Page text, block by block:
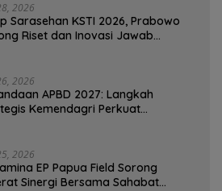
2026
Sarasehan KSTI 2026, Prabowo
Riset dan Inovasi Jawab
2026
APBD 2027: Langkah
Kemendagri Perkuat
2026
EP Papua Field Sorong
Sinergi Bersama Sahabat